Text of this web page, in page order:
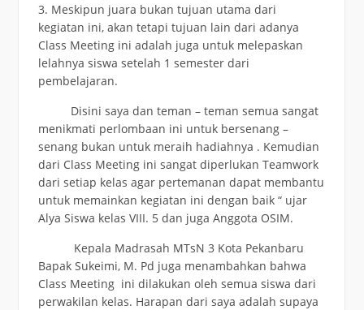
3. Meskipun juara bukan tujuan utama dari
kegiatan ini, akan tetapi tujuan lain dari adanya
Class Meeting ini adalah juga untuk melepaskan
lelahnya siswa setelah 1 semester dari
pembelajaran.
Disini saya dan teman – teman semua sangat
menikmati perlombaan ini untuk bersenang –
senang bukan untuk meraih hadiahnya . Kemudian
dari Class Meeting ini sangat diperlukan Teamwork
dari setiap kelas agar pertemanan dapat membantu
untuk memainkan kegiatan ini dengan baik “ ujar
Alya Siswa kelas VIII. 5 dan juga Anggota OSIM.
Kepala Madrasah MTsN 3 Kota Pekanbaru
Bapak Sukeimi, M. Pd juga menambahkan bahwa
Class Meeting ini dilakukan oleh semua siswa dari
perwakilan kelas. Harapan dari saya adalah supaya